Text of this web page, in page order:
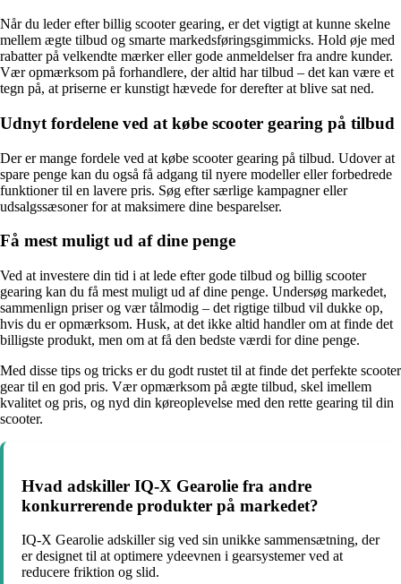
Når du leder efter billig scooter gearing, er det vigtigt at kunne skelne
mellem ægte tilbud og smarte markedsføringsgimmicks. Hold øje med
rabatter på velkendte mærker eller gode anmeldelser fra andre kunder.
Vær opmærksom på forhandlere, der altid har tilbud – det kan være et
tegn på, at priserne er kunstigt hævede for derefter at blive sat ned.
Udnyt fordelene ved at købe scooter gearing på tilbud
Der er mange fordele ved at købe scooter gearing på tilbud. Udover at
spare penge kan du også få adgang til nyere modeller eller forbedrede
funktioner til en lavere pris. Søg efter særlige kampagner eller
udsalgssæsoner for at maksimere dine besparelser.
Få mest muligt ud af dine penge
Ved at investere din tid i at lede efter gode tilbud og billig scooter
gearing kan du få mest muligt ud af dine penge. Undersøg markedet,
sammenlign priser og vær tålmodig – det rigtige tilbud vil dukke op,
hvis du er opmærksom. Husk, at det ikke altid handler om at finde det
billigste produkt, men om at få den bedste værdi for dine penge.
Med disse tips og tricks er du godt rustet til at finde det perfekte scooter
gear til en god pris. Vær opmærksom på ægte tilbud, skel imellem
kvalitet og pris, og nyd din køreoplevelse med den rette gearing til din
scooter.
Hvad adskiller IQ-X Gearolie fra andre
konkurrerende produkter på markedet?
IQ-X Gearolie adskiller sig ved sin unikke sammensætning, der
er designet til at optimere ydeevnen i gearsystemer ved at
reducere friktion og slid.